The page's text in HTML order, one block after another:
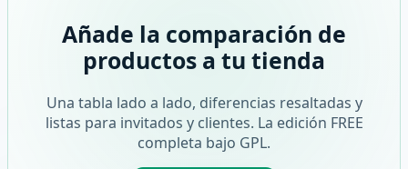
Añade la comparación de
productos a tu tienda
Una tabla lado a lado, diferencias resaltadas y
listas para invitados y clientes. La edición FREE
completa bajo GPL.